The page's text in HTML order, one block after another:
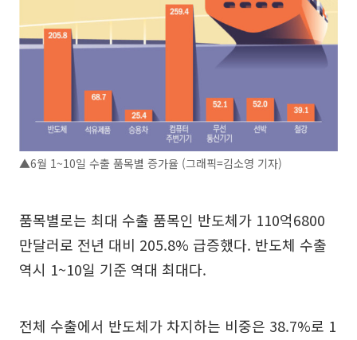
▲6월 1~10일 수출 품목별 증가율 (그래픽=김소영 기자)
품목별로는 최대 수출 품목인 반도체가 110억6800
만달러로 전년 대비 205.8% 급증했다. 반도체 수출
역시 1~10일 기준 역대 최대다.
전체 수출에서 반도체가 차지하는 비중은 38.7%로 1